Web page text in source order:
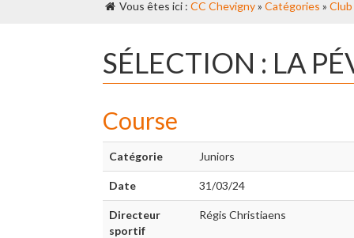
Vous êtes ici : CC Chevigny» Catégories » Club
SÉLECTION : LA
Course
Catégorie Juniors
Date 31/03/24
Directeur
sportif
Régis Christiaens